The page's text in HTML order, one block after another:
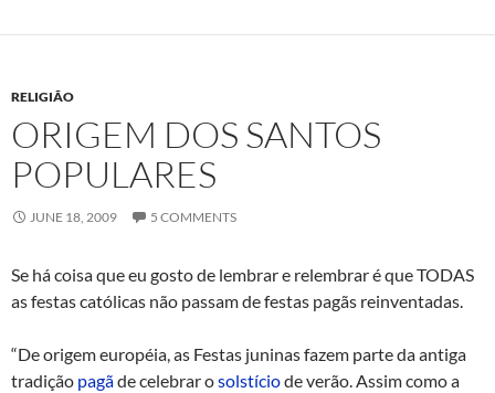
RELIGIÃO
ORIGEM DOS SANTOS
POPULARES
JUNE 18, 2009 5 COMMENTS
Se há coisa que eu gosto de lembrar e relembrar é que TODAS
as festas católicas não passam de festas pagãs reinventadas.
“De origem européia, as Festas juninas fazem parte da antiga
tradição pagãde celebrar osolstíciode verão. Assim como a